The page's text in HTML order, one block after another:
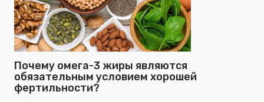
Почему омега-3 жиры являются
обязательным условием хорошей
фертильности?